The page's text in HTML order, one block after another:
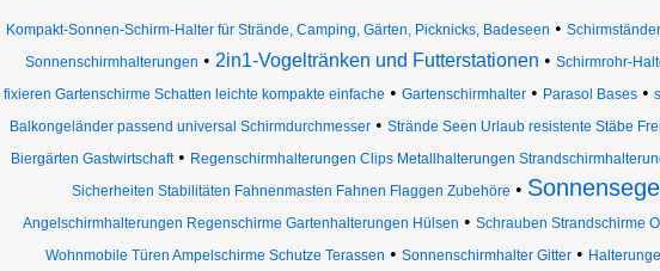
Kompakt-Sonnen-Schirm-Halter für Strände, Camping, Gärten, Picknicks, Badeseen • Schirmständer
Sonnenschirmhalterungen • 2in1-Vogeltränken und Futterstationen • Schirmrohr-
fixieren Gartenschirme Schatten leichte kompakte einfache • Gartenschirmhalter• Parasol Bases•
Balkongeländer passend universal Schirmdurchmesser• Strände Seen Urlaub resistente Stäbe
Biergärten Gastwirtschaft• Regenschirmhalterungen Clips Metallhalterungen
Sicherheiten Stabilitäten Fahnenmasten Fahnen Flaggen Zubehöre • Sonnensegel
Angelschirmhalterungen Regenschirme Gartenhalterungen Hülsen • Schrauben Strandschirme
Wohnmobile Türen Ampelschirme Schutze Terassen • Sonnenschirmhalter Gitter •